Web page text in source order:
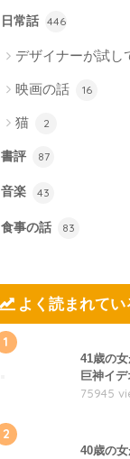
日常話 446
デザイナーが試し
映画の話 16
猫 2
書評 87
音楽 43
食事の話 83
よく読まれて
1
41歳の
巨神イ
75945
2
40歳の